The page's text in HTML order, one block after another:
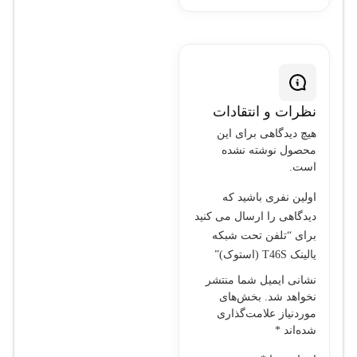
ذخیره‌سازی
بالای
مخاطبین
پشتیبانی از
PoE یا آداپتور
AC (اختیاری)
ابعاد: 240
mm x 220
نظرات و انتقادات
هیچ دیدگاهی برای این
محصول نوشته نشده
است.
اولین نفری باشید که
دیدگاهی را ارسال می کنید
برای “تلفن تحت شبکه
یالینک T46S (استوک)”
نشانی ایمیل شما منتشر
نخواهد شد.
بخش‌های
موردنیاز علامت‌گذاری
شده‌اند *